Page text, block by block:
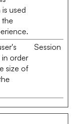
used
the
in order
size of
Session